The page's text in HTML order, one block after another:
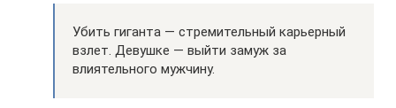
Убить гиганта — стремительный карьерный
взлет. Девушке — выйти замуж за
влиятельного мужчину.